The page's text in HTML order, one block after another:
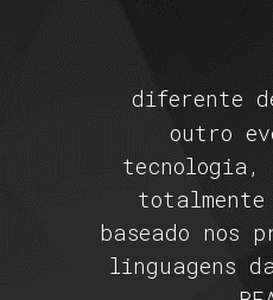
diferente
outro
tecnologia,
totalmente
baseado nos
linguagens